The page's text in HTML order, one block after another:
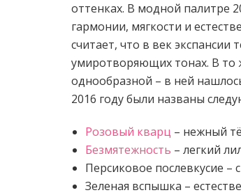
оттенках. В модной палитре
гармонии, мягкости и
считает, что в век экспансии
умиротворяющих тонах. В то
однообразной – в ней
2016 году были названы
Розовый кварц – нежный
Безмятежность – легкий
Персиковое послевкусие
Зеленая вспышка –